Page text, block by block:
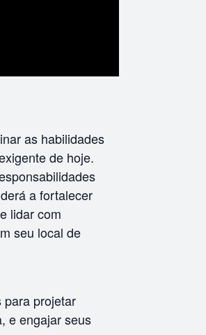
as habilidades
de hoje.
a fortalecer
lidar com
seu local de
para projetar
e engajar seus